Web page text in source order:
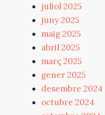
juliol 2025
juny 2025
maig 2025
abril 2025
març 2025
gener 2025
desembre 2024
octubre 2024